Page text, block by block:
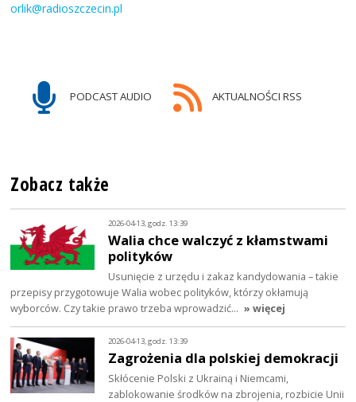
orlik@radioszczecin.pl
PODCAST AUDIO AKTUALNOŚCI RSS
Zobacz także
2026-04-13, godz. 13:39
Walia chce walczyć z kłamstwami
polityków
Usunięcie z urzędu i zakaz kandydowania – takie
przepisy przygotowuje Walia wobec polityków, którzy okłamują
wyborców. Czy takie prawo trzeba wprowadzić… » więcej
2026-04-13, godz. 13:39
Zagrożenia dla polskiej demokracji
Skłócenie Polski z Ukrainą i Niemcami,
zablokowanie środków na zbrojenia, rozbicie Unii